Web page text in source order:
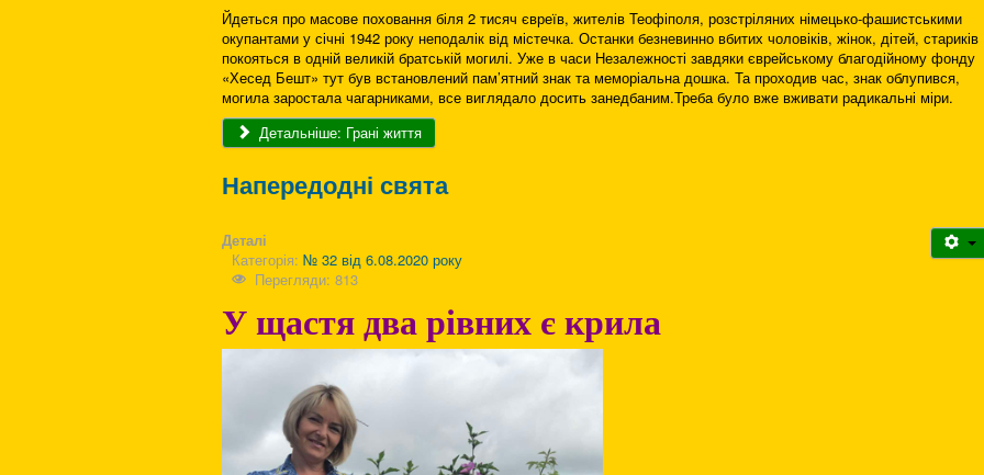
Йдеться про масове поховання біля 2 тисяч євреїв, жителів Теофіполя, розстріляних німецько-фашистськими
окупантами у січні 1942 року неподалік від містечка. Останки безневинно вбитих чоловіків, жінок, дітей, стариків
покояться в одній великій братській могилі. Уже в часи Незалежності завдяки єврейському благодійному фонду
«Хесед Бешт» тут був встановлений пам’ятний знак та меморіальна дошка. Та проходив час, знак облупився,
могила заростала чагарниками, все виглядало досить занедбаним.Треба було вже вживати радикальні міри.
Детальніше: Грані життя
Напередодні свята
Деталі
Категорія: № 32 від 6.08.2020 року
Перегляди: 813
У щастя два рівних є крила